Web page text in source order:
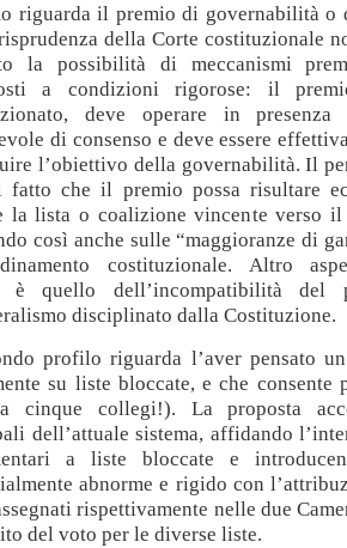
riguarda il premio di governabilità o
della Corte costituzionale
la possibilità di meccanismi
a condizioni rigorose: il
deve operare in
di consenso e deve essere
l’obiettivo della governabilità. Il
fatto che il premio possa risultare
la lista o coalizione vincente verso il
così anche sulle “maggioranze di
costituzionale. Altro
è quello dell’incompatibilità del
disciplinato dalla Costituzione.
profilo riguarda l’aver pensato un
su liste bloccate, e che consente
cinque collegi!). La proposta
dell’attuale sistema, affidando
a liste bloccate e
abnorme e rigido con
rispettivamente nelle due
del voto per le diverse liste.